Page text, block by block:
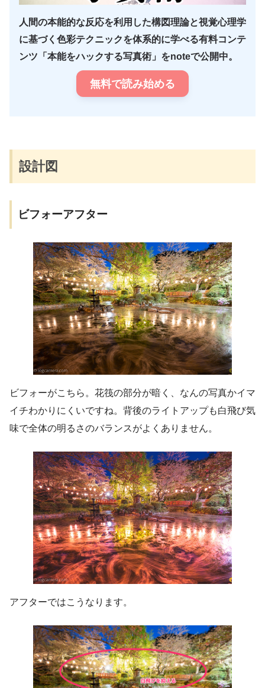
人間の本能的な反応を利用した構図理論と視覚心理学
に基づく色彩テクニックを体系的に学べる有料コンテ
ンツ「本能をハックする写真術」をnoteで公開中。
無料で読み始める
設計図
ビフォーアフター
ビフォーがこちら。花筏の部分が暗く、なんの写真かイマ
イチわかりにくいですね。背後のライトアップも白飛び気
味で全体の明るさのバランスがよくありません。
アフターではこうなります。